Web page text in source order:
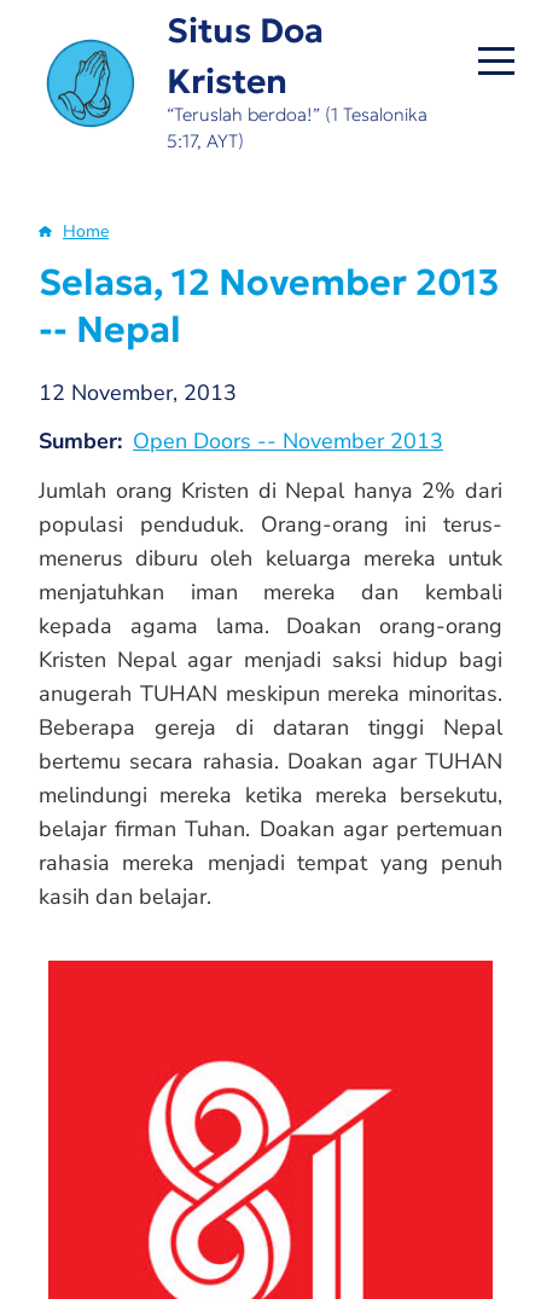
main
content
Situs Doa
Kristen
“Teruslah berdoa!” (1 Tesalonika
5:17, AYT)
Breadcrumb
Home
Selasa, 12 November 2013
-- Nepal
12 November, 2013
Sumber Open Doors -- November 2013
Jumlah orang Kristen di Nepal hanya 2% dari
populasi penduduk. Orang-orang ini terus-
menerus diburu oleh keluarga mereka untuk
menjatuhkan iman mereka dan kembali
kepada agama lama. Doakan orang-orang
Kristen Nepal agar menjadi saksi hidup bagi
anugerah TUHAN meskipun mereka minoritas.
Beberapa gereja di dataran tinggi Nepal
bertemu secara rahasia. Doakan agar TUHAN
melindungi mereka ketika mereka bersekutu,
belajar firman Tuhan. Doakan agar pertemuan
rahasia mereka menjadi tempat yang penuh
kasih dan belajar.